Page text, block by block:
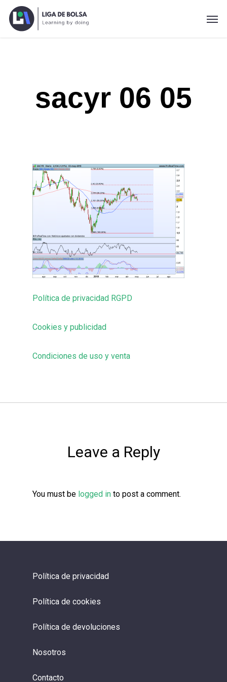
Skip
sacyr 06 05
Política de privacidad RGPD
Cookies y publicidad
Condiciones de uso y venta
Leave a Reply
You must be logged in to post a comment.
Política de privacidad
Política de cookies
Política de devoluciones
Nosotros
Contacto